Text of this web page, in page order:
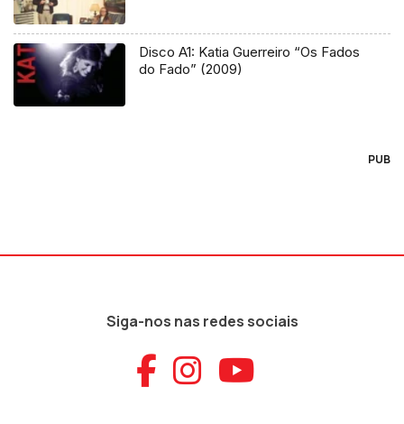
Disco A1: Katia Guerreiro “Os Fados
do Fado” (2009)
PUB
Siga-nos nas redes sociais
Aceder ao
Aceder ao
Aceder